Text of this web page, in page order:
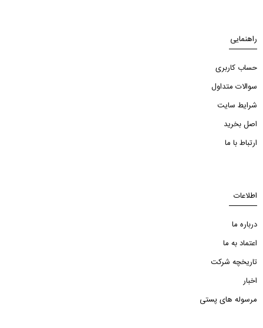
راهنمایی
حساب کاربری
سوالات متداول
شرایط سایت
اصل بخرید
ارتباط با ما
اطلاعات
درباره ما
اعتماد به ما
تاریخچه شرکت
اخبار
مرسوله های پستی